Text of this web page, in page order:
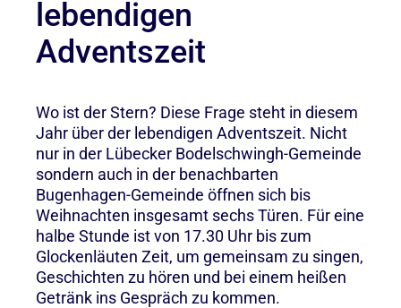
lebendigen
Adventszeit
Wo ist der Stern? Diese Frage steht in diesem
Jahr über der lebendigen Adventszeit. Nicht
nur in der Lübecker Bodelschwingh-Gemeinde
sondern auch in der benachbarten
Bugenhagen-Gemeinde öffnen sich bis
Weihnachten insgesamt sechs Türen. Für eine
halbe Stunde ist von 17.30 Uhr bis zum
Glockenläuten Zeit, um gemeinsam zu singen,
Geschichten zu hören und bei einem heißen
Getränk ins Gespräch zu kommen.